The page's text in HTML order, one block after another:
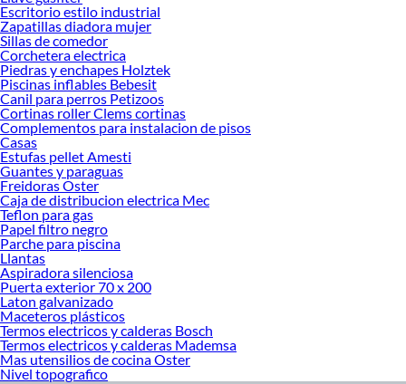
Escritorio estilo industrial
Zapatillas diadora mujer
Sillas de comedor
Corchetera electrica
Piedras y enchapes Holztek
Piscinas inflables Bebesit
Canil para perros Petizoos
Cortinas roller Clems cortinas
Complementos para instalacion de pisos
Casas
Estufas pellet Amesti
Guantes y paraguas
Freidoras Oster
Caja de distribucion electrica Mec
Teflon para gas
Papel filtro negro
Parche para piscina
Llantas
Aspiradora silenciosa
Puerta exterior 70 x 200
Laton galvanizado
Maceteros plásticos
Termos electricos y calderas Bosch
Termos electricos y calderas Mademsa
Mas utensilios de cocina Oster
Nivel topografico